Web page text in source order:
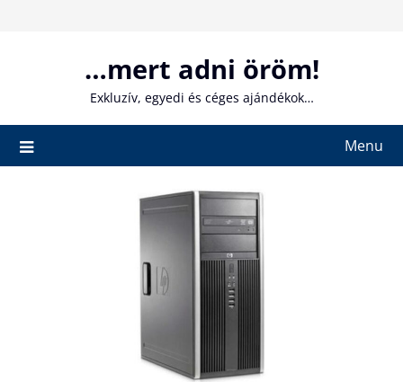
…mert adni öröm!
Exkluzív, egyedi és céges ajándékok…
Menu